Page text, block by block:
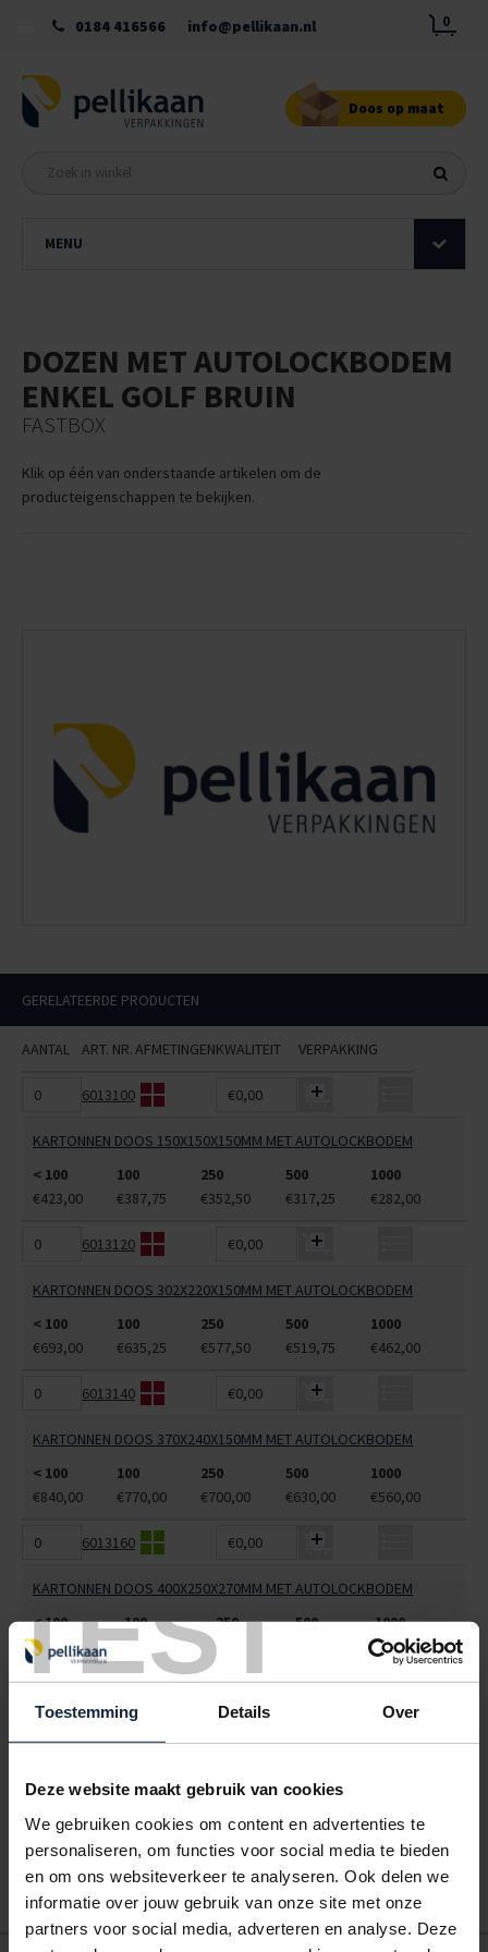
TEST
Toestemming Details Over
Deze website maakt gebruik van cookies
We gebruiken cookies om content en advertenties te
personaliseren, om functies voor social media te bieden
en om ons websiteverkeer te analyseren. Ook delen we
informatie over jouw gebruik van onze site met onze
partners voor social media, adverteren en analyse. Deze
0184 416566 info@pellikaan.nl 0
Doos op maat
MENU
DOZEN MET AUTOLOCKBODEM
ENKEL GOLF BRUIN
FASTBOX
Klik op één van onderstaande artikelen om de
producteigenschappen te bekijken.
GERELATEERDE PRODUCTEN
AANTAL ART. NR.AFMETINGENKWALITEIT VERPAKKING
6013100 €0,00
KARTONNEN DOOS 150X150X150MM MET AUTOLOCKBODEM
< 100
100 250 500
1000
€423,00
€387,75 €352,50 €317,25 €282,00
6013120 €0,00
KARTONNEN DOOS 302X220X150MM MET AUTOLOCKBODEM
< 100
100 250 500
1000
€693,00
€635,25 €577,50 €519,75 €462,00
6013140 €0,00
KARTONNEN DOOS 370X240X150MM MET AUTOLOCKBODEM
< 100
100 250 500
1000
€840,00
€770,00 €700,00 €630,00 €560,00
6013160 €0,00
KARTONNEN DOOS 400X250X270MM MET AUTOLOCKBODEM
< 100
100 250 500
1000
€1167,00
€1069,75 €972,50 €778,00
Wanneer u bent ingelogd, kunt u een eigen bestellijst maken.
Gebruik bestel- en offertelijsten om eenvoudig en snel producten
te bestellen. Uw bestel- en offertelijsten kunt u terugvinden in uw
account. Dat pakt altijd goed uit voor uw administratie!